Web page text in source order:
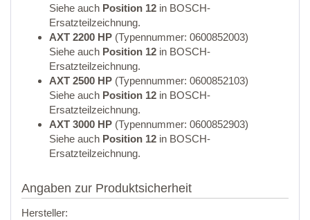
Siehe auch Position 12 in BOSCH-
Ersatzteilzeichnung.
AXT 2200 HP (Typennummer: 0600852003)
Siehe auch Position 12 in BOSCH-
Ersatzteilzeichnung.
AXT 2500 HP (Typennummer: 0600852103)
Siehe auch Position 12 in BOSCH-
Ersatzteilzeichnung.
AXT 3000 HP (Typennummer: 0600852903)
Siehe auch Position 12 in BOSCH-
Ersatzteilzeichnung.
Angaben zur Produktsicherheit
Hersteller: